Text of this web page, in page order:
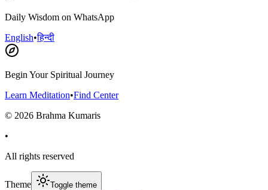
Daily Wisdom on WhatsApp
English•हिन्दी
Begin Your Spiritual Journey
Learn Meditation•Find Center
© 2026 Brahma Kumaris
•
All rights reserved
Theme Toggle theme